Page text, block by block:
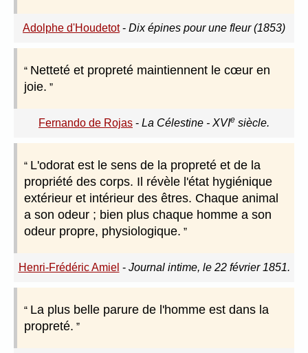
Adolphe d'Houdetot- Dix épines pour une fleur (1853)
Netteté et propreté maintiennent le cœur en
joie.
Fernando de Rojas - La Célestine - XVIe siècle.
L'odorat est le sens de la propreté et de la
propriété des corps. Il révèle l'état hygiénique
extérieur et intérieur des êtres. Chaque animal
a son odeur ; bien plus chaque homme a son
odeur propre, physiologique.
Henri-Frédéric Amiel - Journal intime, le 22 février 1851.
La plus belle parure de l'homme est dans la
propreté.